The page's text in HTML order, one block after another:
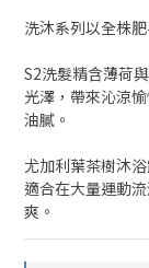
洗沐系列以全株
S2洗髮精含薄荷
光澤，帶來沁涼
油膩。
尤加利葉茶樹沐
適合在大量運動
爽。